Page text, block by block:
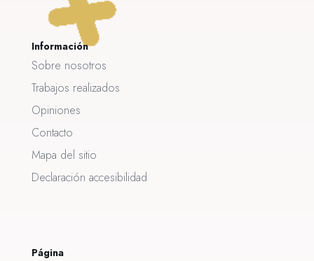
Información
Sobre nosotros
Trabajos realizados
Opiniones
Contacto
Mapa del sitio
Declaración accesibilidad
Página